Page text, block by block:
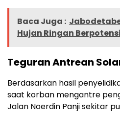
Baca Juga :
Hujan Ringan
Teguran Antrean
Berdasarkan hasil
saat korban mengantre
Jalan Noerdin Panji sekitar